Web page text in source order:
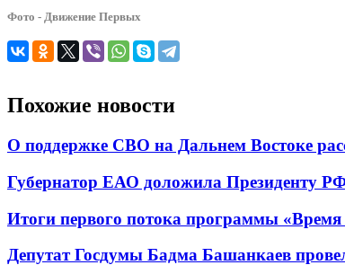
Фото - Движение Первых
Похожие новости
О поддержке СВО на Дальнем Востоке
Губернатор ЕАО доложила Президенту
Итоги первого потока программы
Депутат Госдумы Бадма Башанкаев